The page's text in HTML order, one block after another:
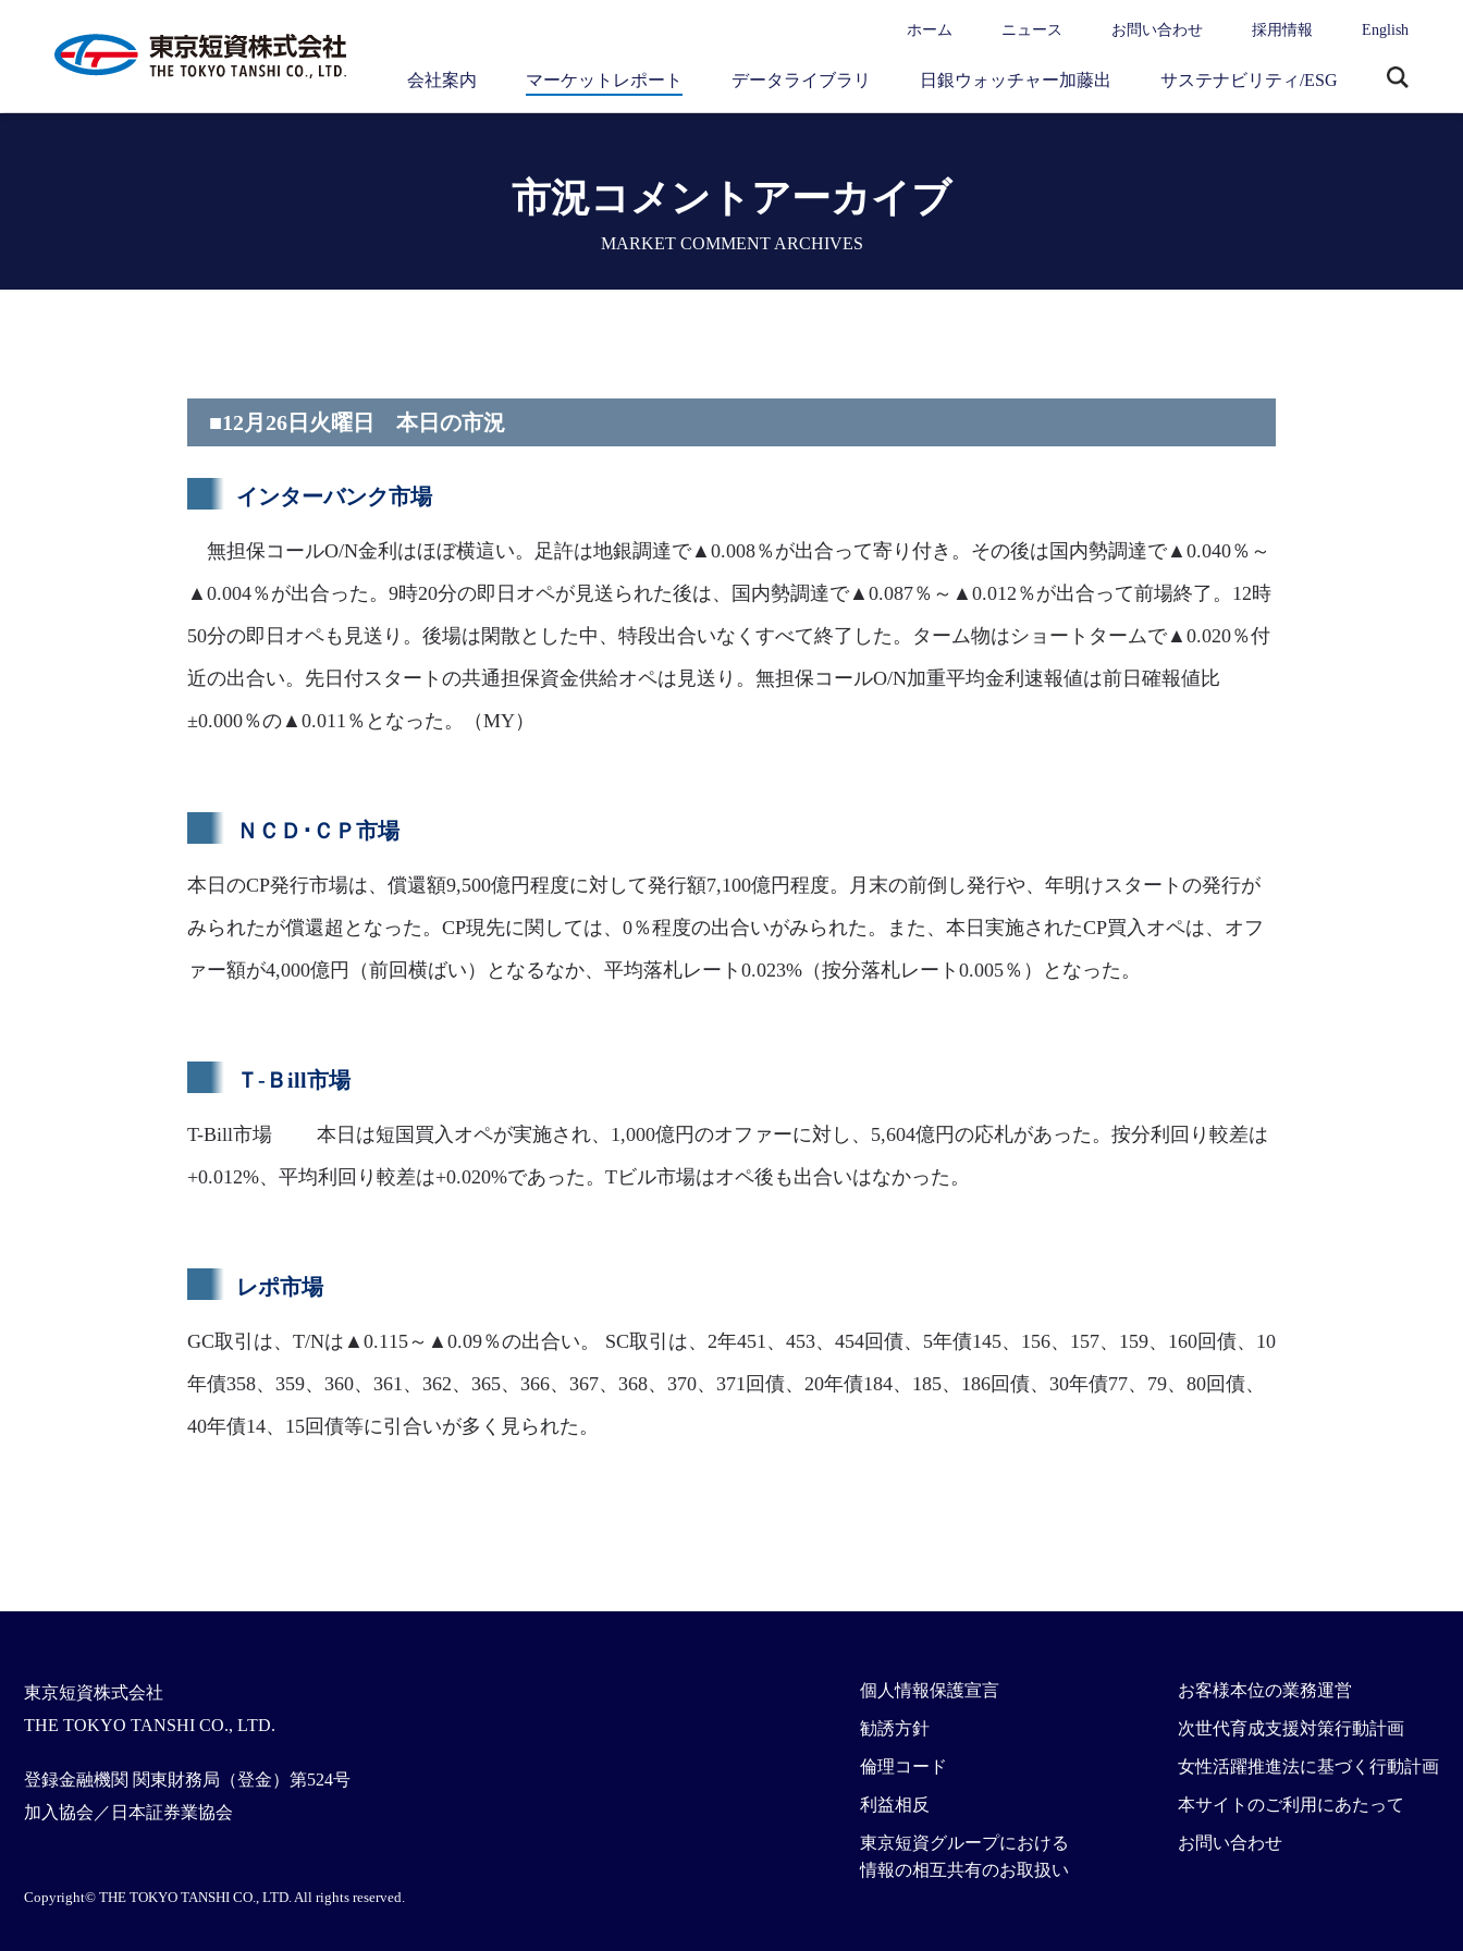
ホーム ニュース お問い合わせ 採用情報 English
会社案内 マーケットレポート データライブラリ 日銀ウォッチャー加藤出 サステナビリティ/ESG
市況コメントアーカイブ
MARKET COMMENT ARCHIVES
■12月26日火曜日 本日の市況
インターバンク市場
無担保コールO/N金利はほぼ横這い。足許は地銀調達で▲0.008％が出合って寄り付き。その後は国内勢調達で▲0.040％～
▲0.004％が出合った。9時20分の即日オペが見送られた後は、国内勢調達で▲0.087％～▲0.012％が出合って前場終了。12時
50分の即日オペも見送り。後場は閑散とした中、特段出合いなくすべて終了した。ターム物はショートタームで▲0.020％付
近の出合い。先日付スタートの共通担保資金供給オペは見送り。無担保コールO/N加重平均金利速報値は前日確報値比
±0.000％の▲0.011％となった。（MY）
ＮＣＤ･ＣＰ市場
本日のCP発行市場は、償還額9,500億円程度に対して発行額7,100億円程度。月末の前倒し発行や、年明けスタートの発行が
みられたが償還超となった。CP現先に関しては、0％程度の出合いがみられた。また、本日実施されたCP買入オペは、オフ
ァー額が4,000億円（前回横ばい）となるなか、平均落札レート0.023%（按分落札レート0.005％）となった。
Ｔ-Ｂill市場
T-Bill市場 本日は短国買入オペが実施され、1,000億円のオファーに対し、5,604億円の応札があった。按分利回り較差は
+0.012%、平均利回り較差は+0.020%であった。Tビル市場はオペ後も出合いはなかった。
レポ市場
GC取引は、T/Nは▲0.115～▲0.09％の出合い。 SC取引は、2年451、453、454回債、5年債145、156、157、159、160回債、10
年債358、359、360、361、362、365、366、367、368、370、371回債、20年債184、185、186回債、30年債77、79、80回債、
40年債14、15回債等に引合いが多く見られた。
東京短資株式会社
THE TOKYO TANSHI CO., LTD.
登録金融機関 関東財務局（登金）第524号
加入協会／日本証券業協会
個人情報保護宣言
勧誘方針
倫理コード
利益相反
東京短資グループにおける
情報の相互共有のお取扱い
お客様本位の業務運営
次世代育成支援対策行動計画
女性活躍推進法に基づく行動計画
本サイトのご利用にあたって
お問い合わせ
Copyright© THE TOKYO TANSHI CO., LTD. All rights reserved.